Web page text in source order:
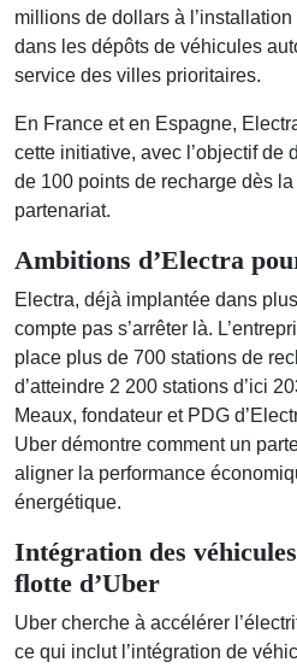
millions de dollars à
dans les dépôts de véhicules
service des villes prioritaires.
En France et en Espagne,
cette initiative, avec l’objectif de
de 100 points de recharge dès
partenariat.
Ambitions d’Electra
Electra, déjà implantée dans
compte pas s’arrêter là.
place plus de 700 stations de
d’atteindre 2 200 stations d’ici
Meaux, fondateur et PDG
Uber démontre comment un
aligner la performance
énergétique.
Intégration des
flotte d’Uber
Uber cherche à accélérer
ce qui inclut l’intégration de